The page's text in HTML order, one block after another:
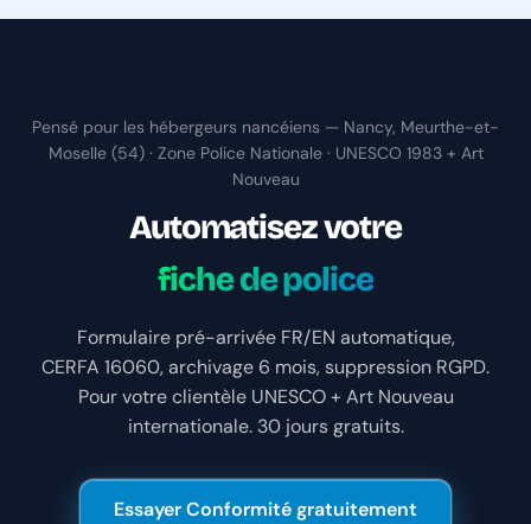
Pensé pour les hébergeurs nancéiens — Nancy, Meurthe-et-
Moselle (54) · Zone Police Nationale · UNESCO 1983 + Art
Nouveau
Automatisez votre
fiche de police
Formulaire pré-arrivée FR/EN automatique,
CERFA 16060, archivage 6 mois, suppression RGPD.
Pour votre clientèle UNESCO + Art Nouveau
internationale. 30 jours gratuits.
Essayer Conformité gratuitement